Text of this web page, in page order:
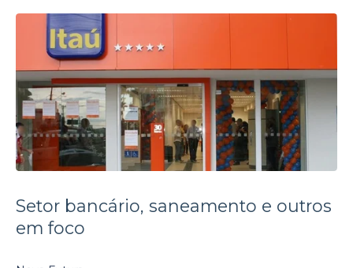
Setor bancário, saneamento e outros
em foco